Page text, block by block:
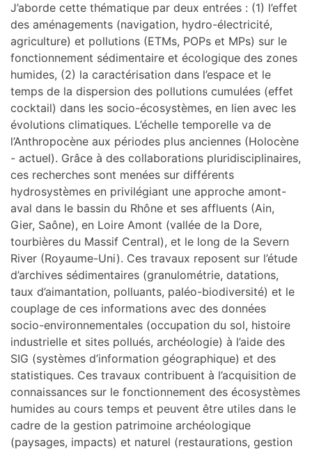
J’aborde cette thématique par deux entrées : (1) l’effet
des aménagements (navigation, hydro-électricité,
agriculture) et pollutions (ETMs, POPs et MPs) sur le
fonctionnement sédimentaire et écologique des zones
humides, (2) la caractérisation dans l’espace et le
temps de la dispersion des pollutions cumulées (effet
cocktail) dans les socio-écosystèmes, en lien avec les
évolutions climatiques. L’échelle temporelle va de
l’Anthropocène aux périodes plus anciennes (Holocène
- actuel). Grâce à des collaborations pluridisciplinaires,
ces recherches sont menées sur différents
hydrosystèmes en privilégiant une approche amont-
aval dans le bassin du Rhône et ses affluents (Ain,
Gier, Saône), en Loire Amont (vallée de la Dore,
tourbières du Massif Central), et le long de la Severn
River (Royaume-Uni). Ces travaux reposent sur l’étude
d’archives sédimentaires (granulométrie, datations,
taux d’aimantation, polluants, paléo-biodiversité) et le
couplage de ces informations avec des données
socio-environnementales (occupation du sol, histoire
industrielle et sites pollués, archéologie) à l’aide des
SIG (systèmes d’information géographique) et des
statistiques. Ces travaux contribuent à l’acquisition de
connaissances sur le fonctionnement des écosystèmes
humides au cours temps et peuvent être utiles dans le
cadre de la gestion patrimoine archéologique
(paysages, impacts) et naturel (restaurations, gestion